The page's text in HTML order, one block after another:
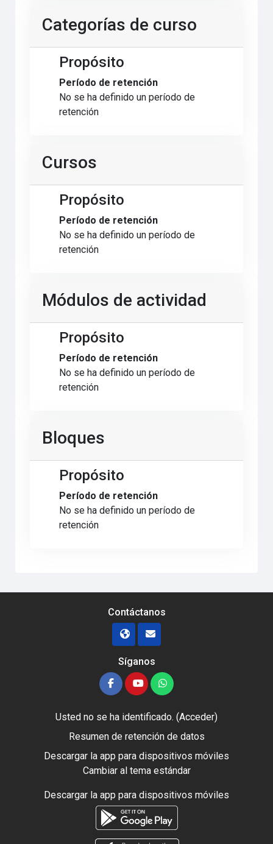
Categorías de curso
Propósito
Período de retención
No se ha definido un período de
retención
Cursos
Propósito
Período de retención
No se ha definido un período de
retención
Módulos de actividad
Propósito
Período de retención
No se ha definido un período de
retención
Bloques
Propósito
Período de retención
No se ha definido un período de
retención
Contáctanos
Síganos
Usted no se ha identificado. (Acceder)
Resumen de retención de datos
Descargar la app para dispositivos móviles
Cambiar al tema estándar
Descargar la app para dispositivos móviles